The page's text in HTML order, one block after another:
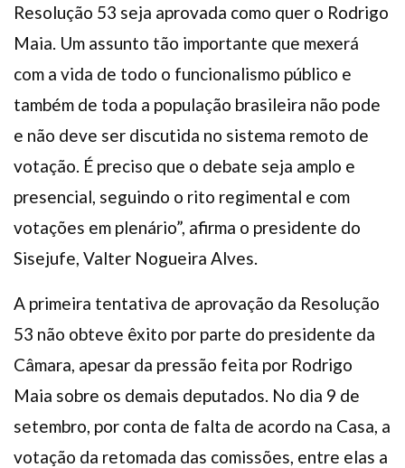
Resolução 53 seja aprovada como quer o Rodrigo
Maia. Um assunto tão importante que mexerá
com a vida de todo o funcionalismo público e
também de toda a população brasileira não pode
e não deve ser discutida no sistema remoto de
votação. É preciso que o debate seja amplo e
presencial, seguindo o rito regimental e com
votações em plenário”, afirma o presidente do
Sisejufe, Valter Nogueira Alves.
A primeira tentativa de aprovação da Resolução
53 não obteve êxito por parte do presidente da
Câmara, apesar da pressão feita por Rodrigo
Maia sobre os demais deputados. No dia 9 de
setembro, por conta de falta de acordo na Casa, a
votação da retomada das comissões, entre elas a